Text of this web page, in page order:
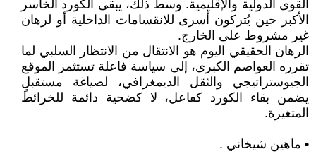
القوى الدولية والإقليمية. وسط ذلك، يبقى الكورد الخاسر
الأكبر حين يُتركون أسرى للانقسامات الداخلية أو لرهان
غير مشروط على الخارج.
الرهان الحقيقي اليوم هو الانتقال من الانتظار السلبي لما
تقرره العواصم الكبرى، إلى سياسة فاعلة تستثمر الموقع
الجيوستراتيجي والثقل الديمغرافي، لصياغة مستقبلٍ
يضمن بقاء الكورد كفاعل، لا كضحية دائمة للخرائط
المتغيرة.
• ماهين شيخاني .